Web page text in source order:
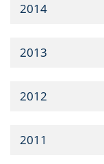
2014
2013
2012
2011